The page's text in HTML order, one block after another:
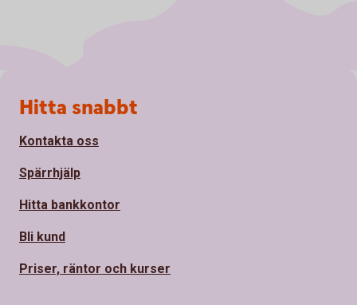
Sidfot
Hitta snabbt
Kontakta oss
Spärrhjälp
Hitta bankkontor
Bli kund
Priser, räntor och kurser